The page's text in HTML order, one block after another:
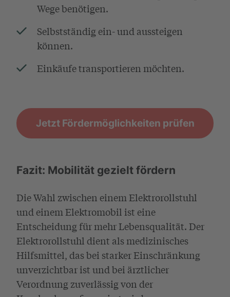
Wege benötigen.
Selbstständig ein- und aussteigen
können.
Einkäufe transportieren möchten.
Jetzt Fördermöglichkeiten prüfen
Fazit: Mobilität gezielt fördern
Die Wahl zwischen einem Elektrorollstuhl
und einem Elektromobil ist eine
Entscheidung für mehr Lebensqualität. Der
Elektrorollstuhl dient als medizinisches
Hilfsmittel, das bei starker Einschränkung
unverzichtbar ist und bei ärztlicher
Verordnung zuverlässig von der